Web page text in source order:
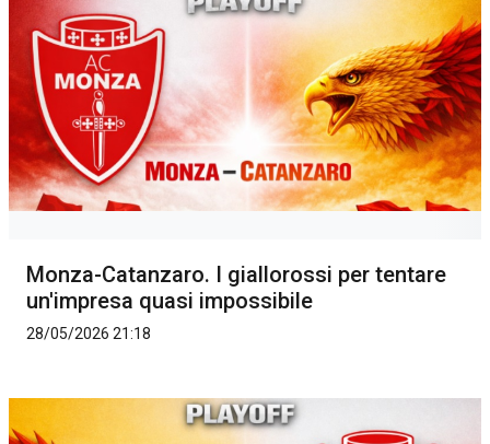
Monza-Catanzaro. I giallorossi per tentare
un'impresa quasi impossibile
28/05/2026 21:18